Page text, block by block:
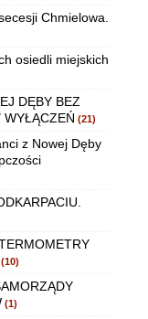
Chmielowa.
osiedli miejskich
DĘBY BEZ
WYŁĄCZEŃ (21)
z Nowej Dęby
(10)
(1)